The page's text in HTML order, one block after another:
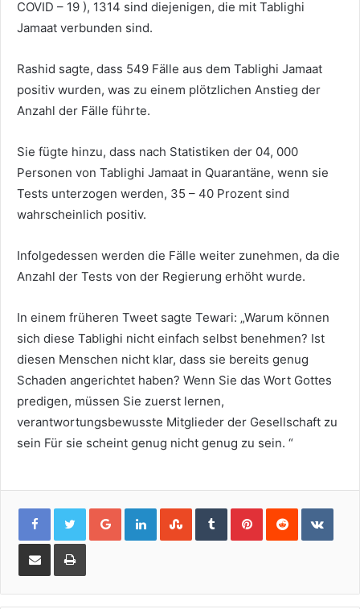
COVID – 19 ), 1314 sind diejenigen, die mit Tablighi
Jamaat verbunden sind.
Rashid sagte, dass 549 Fälle aus dem Tablighi Jamaat
positiv wurden, was zu einem plötzlichen Anstieg der
Anzahl der Fälle führte.
Sie fügte hinzu, dass nach Statistiken der 04, 000
Personen von Tablighi Jamaat in Quarantäne, wenn sie
Tests unterzogen werden, 35 – 40 Prozent sind
wahrscheinlich positiv.
Infolgedessen werden die Fälle weiter zunehmen, da die
Anzahl der Tests von der Regierung erhöht wurde.
In einem früheren Tweet sagte Tewari: „Warum können
sich diese Tablighi nicht einfach selbst benehmen? Ist
diesen Menschen nicht klar, dass sie bereits genug
Schaden angerichtet haben? Wenn Sie das Wort Gottes
predigen, müssen Sie zuerst lernen,
verantwortungsbewusste Mitglieder der Gesellschaft zu
sein Für sie scheint genug nicht genug zu sein. “
Google+LinkedInStumbleUpon
TumblrPinterestReddit
Share
Email
Print